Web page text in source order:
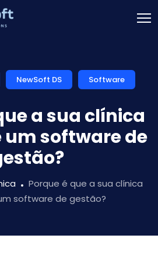
NewSoft DS Software
a sua clínica
um software de
Porque é que a sua clínica
software de gestão?